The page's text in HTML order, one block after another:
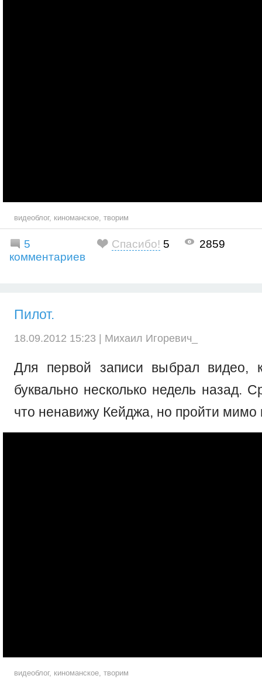
видеоблог, киноманское, творим
5
комментариев
Спасибо! 5 2859
Пилот.
18.09.2012 15:23 | Михаил Игоревич_
Для первой записи выбрал видео,
буквально несколько недель назад.
что ненавижу Кейджа, но пройти мимо
видеоблог, киноманское, творим